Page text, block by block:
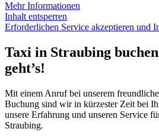
Mehr Informationen
Inhalt entsperren
Erforderlichen Service akzeptieren und
Taxi in Straubing
geht’s!
Mit einem Anruf bei unserem
Buchung sind wir in kürzester Zeit bei
unsere Erfahrung und unseren Service
Straubing.